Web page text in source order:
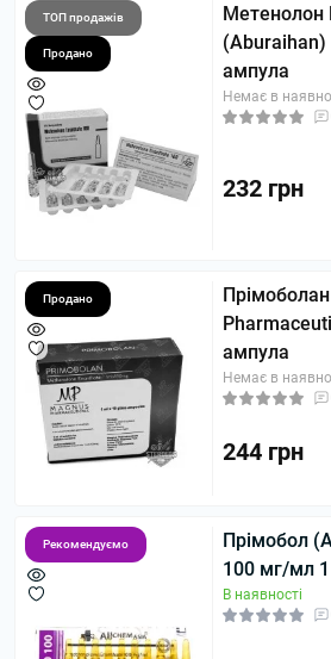
ТОП продажів
Продано
Метенолон
ампула
Немає в
232 грн
Продано
ампула
Немає в
244 грн
Рекомендуємо
Прімобол
100 мг/мл
В наявності